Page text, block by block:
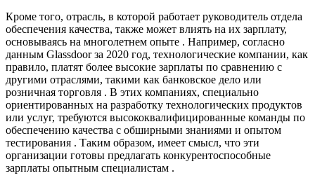
Кроме того, отрасль, в которой работает руководитель отдела
обеспечения качества, также может влиять на их зарплату,
основываясь на многолетнем опыте . Например, согласно
данным Glassdoor за 2020 год, технологические компании, как
правило, платят более высокие зарплаты по сравнению с
другими отраслями, такими как банковское дело или
розничная торговля . В этих компаниях, специально
ориентированных на разработку технологических продуктов
или услуг, требуются высококвалифицированные команды по
обеспечению качества с обширными знаниями и опытом
тестирования . Таким образом, имеет смысл, что эти
организации готовы предлагать конкурентоспособные
зарплаты опытным специалистам .